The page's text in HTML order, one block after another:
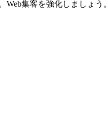
集客を強化しましょう。